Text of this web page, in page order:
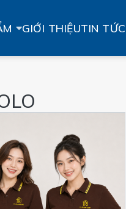
GIỚI THIỆUTIN TỨC